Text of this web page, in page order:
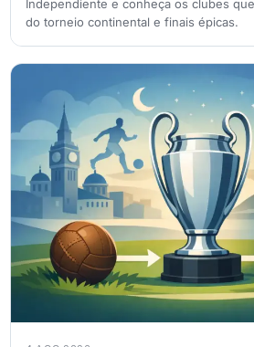
Independiente e conheça os clubes
do torneio continental e finais épicas.